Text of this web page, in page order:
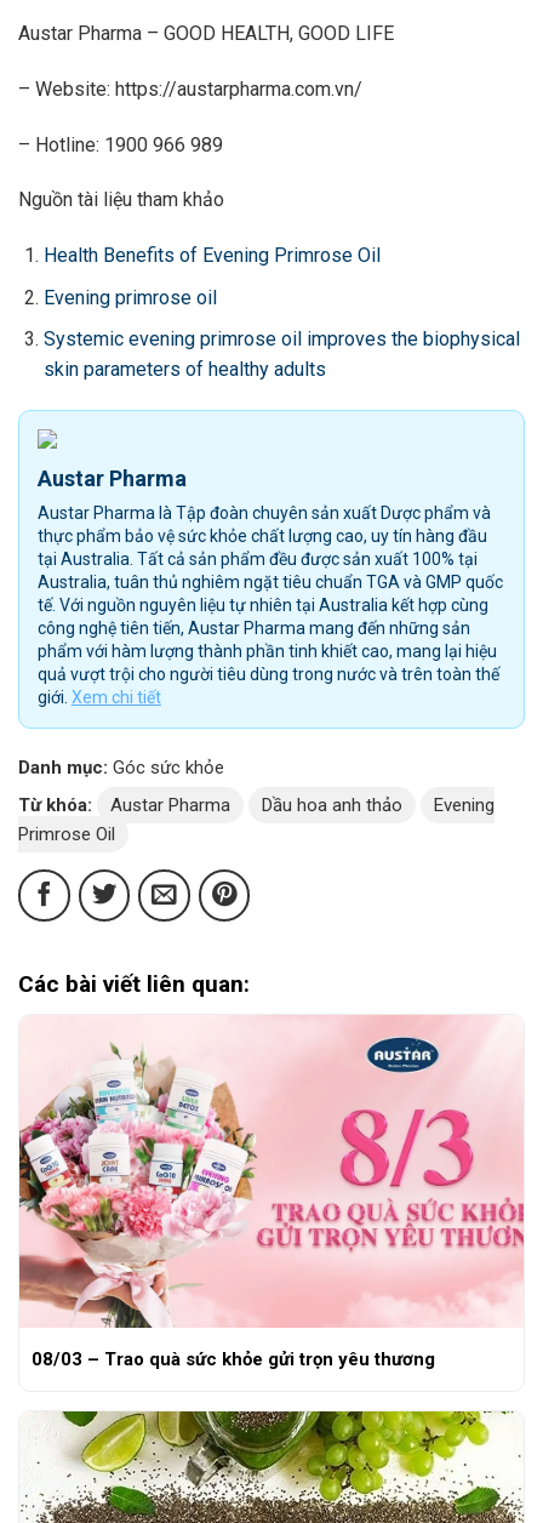
Austar Pharma – GOOD HEALTH, GOOD LIFE
– Website: https://austarpharma.com.vn/
– Hotline: 1900 966 989
Nguồn tài liệu tham khảo
Health Benefits of Evening Primrose Oil
Evening primrose oil
Systemic evening primrose oil improves the biophysical
skin parameters of healthy adults
Austar Pharma
Austar Pharma là Tập đoàn chuyên sản xuất Dược phẩm và
thực phẩm bảo vệ sức khỏe chất lượng cao, uy tín hàng đầu
tại Australia. Tất cả sản phẩm đều được sản xuất 100% tại
Australia, tuân thủ nghiêm ngặt tiêu chuẩn TGA và GMP quốc
tế. Với nguồn nguyên liệu tự nhiên tại Australia kết hợp cùng
công nghệ tiên tiến, Austar Pharma mang đến những sản
phẩm với hàm lượng thành phần tinh khiết cao, mang lại hiệu
quả vượt trội cho người tiêu dùng trong nước và trên toàn thế
giới. Xem chi tiết
Danh mục: Góc sức khỏe
Từ khóa:
Austar Pharma Dầu hoa anh thảo
Evening
Primrose Oil
Các bài viết liên quan:
08/03 – Trao quà sức khỏe gửi trọn yêu thương